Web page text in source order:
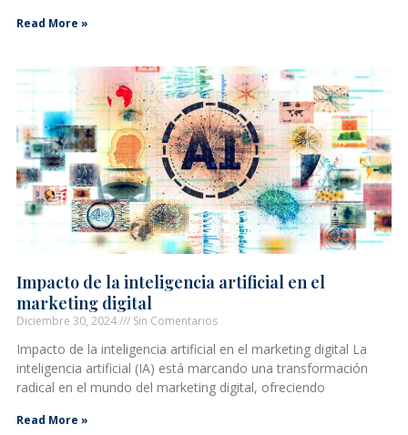
Read More »
Impacto de la inteligencia artificial en el
marketing digital
Diciembre 30, 2024 Sin Comentarios
Impacto de la inteligencia artificial en el marketing digital La
inteligencia artificial (IA) está marcando una transformación
radical en el mundo del marketing digital, ofreciendo
Read More »